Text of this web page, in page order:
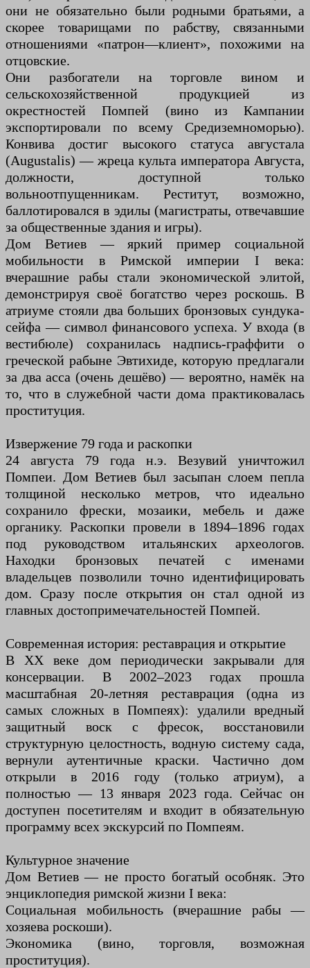
они не обязательно были родными братьями, а
скорее товарищами по рабству, связанными
отношениями «патрон—клиент», похожими на
отцовские.
Они разбогатели на торговле вином и
сельскохозяйственной продукцией из
окрестностей Помпей (вино из Кампании
экспортировали по всему Средиземноморью).
Конвива достиг высокого статуса августала
(Augustalis) — жреца культа императора Августа,
должности, доступной только
вольноотпущенникам. Реститут, возможно,
баллотировался в эдилы (магистраты, отвечавшие
за общественные здания и игры).
Дом Ветиев — яркий пример социальной
мобильности в Римской империи I века:
вчерашние рабы стали экономической элитой,
демонстрируя своё богатство через роскошь. В
атриуме стояли два больших бронзовых сундука-
сейфа — символ финансового успеха. У входа (в
вестибюле) сохранилась надпись-граффити о
греческой рабыне Эвтихиде, которую предлагали
за два асса (очень дешёво) — вероятно, намёк на
то, что в служебной части дома практиковалась
проституция.
Извержение 79 года и раскопки
24 августа 79 года н.э. Везувий уничтожил
Помпеи. Дом Ветиев был засыпан слоем пепла
толщиной несколько метров, что идеально
сохранило фрески, мозаики, мебель и даже
органику. Раскопки провели в 1894–1896 годах
под руководством итальянских археологов.
Находки бронзовых печатей с именами
владельцев позволили точно идентифицировать
дом. Сразу после открытия он стал одной из
главных достопримечательностей Помпей.
Современная история: реставрация и открытие
В XX веке дом периодически закрывали для
консервации. В 2002–2023 годах прошла
масштабная 20-летняя реставрация (одна из
самых сложных в Помпеях): удалили вредный
защитный воск с фресок, восстановили
структурную целостность, водную систему сада,
вернули аутентичные краски. Частично дом
открыли в 2016 году (только атриум), а
полностью — 13 января 2023 года. Сейчас он
доступен посетителям и входит в обязательную
программу всех экскурсий по Помпеям.
Культурное значение
Дом Ветиев — не просто богатый особняк. Это
энциклопедия римской жизни I века:
Социальная мобильность (вчерашние рабы —
хозяева роскоши).
Экономика (вино, торговля, возможная
проституция).